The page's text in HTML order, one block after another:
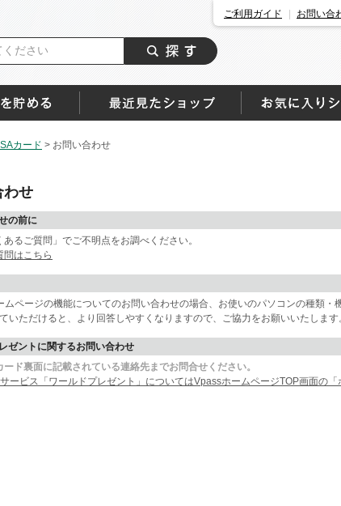
ご利用ガイド お問い合
カード > お問い合わせ
わせ
の前に
あるご質問」でご不明点をお調べください。
問はこちら
ページの機能についてのお問い合わせの場合、お使いのパソコンの種類・
いただけると、より回答しやすくなりますので、ご協力をお願いいたします
ゼントに関するお問い合わせ
ード裏面に記載されている連絡先までお問合せください。
ービス「ワールドプレゼント」についてはVpassホームページTOP画面の「